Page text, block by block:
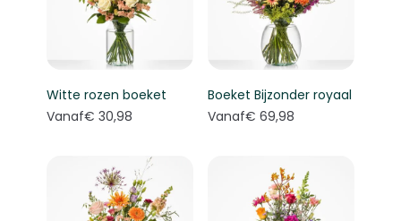
Witte rozen boeket
Vanaf€ 30,98
Boeket Bijzonder royaal
Vanaf€ 69,98